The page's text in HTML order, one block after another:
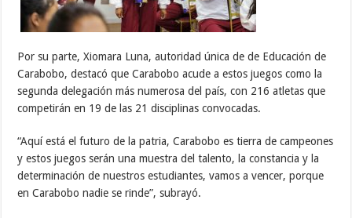
Por su parte, Xiomara Luna, autoridad única de de Educación de
Carabobo, destacó que Carabobo acude a estos juegos como la
segunda delegación más numerosa del país, con 216 atletas que
competirán en 19 de las 21 disciplinas convocadas.
“Aquí está el futuro de la patria, Carabobo es tierra de campeones
y estos juegos serán una muestra del talento, la constancia y la
determinación de nuestros estudiantes, vamos a vencer, porque
en Carabobo nadie se rinde”, subrayó.